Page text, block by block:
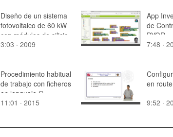
Diseño de un sistema
fotovoltaico de 60 kW
con módulos de silicio
cristalino
3:03 · 2009
App
de
DYOR
7:48 ·
Procedimiento habitual
de trabajo con ficheros
en lenguaje C
11:01 · 2015
en
9:52 ·